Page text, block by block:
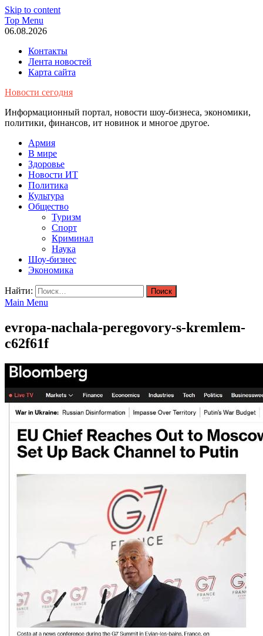
Skip to content
Top Menu
06.08.2026
Контакты
Лента новостей
Карта сайта
Новости сегодня
Информационный портал, новости шоу-бизнеса, экономики,
политики, финансов, ит новинок и многое другое.
Армия
В мире
Здоровье
Новости ИТ
Политика
Культура
Общество
Туризм
Спорт
Криминал
Наука
Шоу-бизнес
Экономика
Найти:
Main Menu
evropa-nachala-peregovory-s-kremlem-
c62f61f